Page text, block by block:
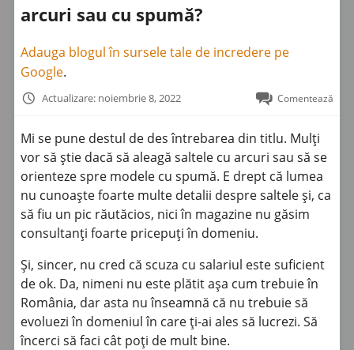
i
t
arcuri sau cu spumă?
Adauga blogul în sursele tale de incredere pe
Google.
Actualizare: noiembrie 8, 2022 Comentează
Mi se pune destul de des întrebarea din titlu. Mulți
vor să știe dacă să aleagă saltele cu arcuri sau să se
orienteze spre modele cu spumă. E drept că lumea
nu cunoaște foarte multe detalii despre saltele și, ca
să fiu un pic răutăcios, nici în magazine nu găsim
consultanți foarte pricepuți în domeniu.
Și, sincer, nu cred că scuza cu salariul este suficient
de ok. Da, nimeni nu este plătit așa cum trebuie în
România, dar asta nu înseamnă că nu trebuie să
evoluezi în domeniul în care ți-ai ales să lucrezi. Să
încerci să faci cât poți de mult bine.